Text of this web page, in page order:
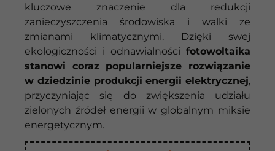
kluczowe znaczenie dla redukcji
zanieczyszczenia środowiska i walki ze
zmianami klimatycznymi. Dzięki swej
ekologiczności i odnawialności fotowoltaika
stanowi coraz popularniejsze rozwiązanie
w dziedzinie produkcji energii elektrycznej,
przyczyniając się do zwiększenia udziału
zielonych źródeł energii w globalnym miksie
energetycznym.